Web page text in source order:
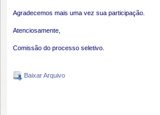
Agradecemos mais uma vez sua participação.
Atenciosamente,
Comissão do processo seletivo.
Baixar Arquivo